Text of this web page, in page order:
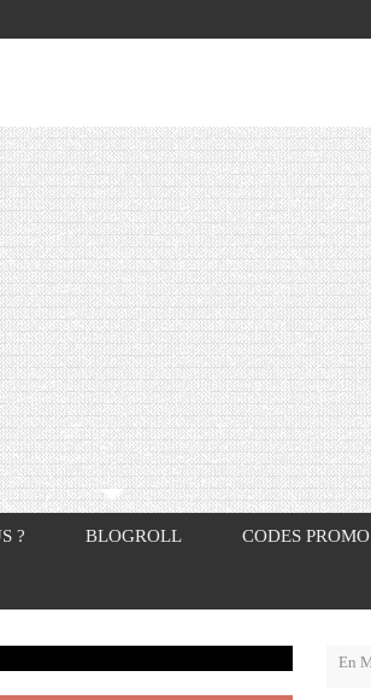
MAI 2024
QUE LA
? BLOGROLL CODES PROMO